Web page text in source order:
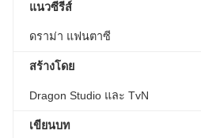
แนวซีรีส์
ดราม่า แฟนตาซี
สร้างโดย
Dragon Studio และ TvN
เขียนบท